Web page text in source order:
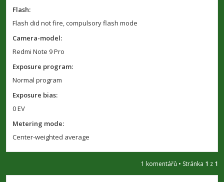
Flash:
Flash did not fire, compulsory flash mode
Camera-model:
Redmi Note 9 Pro
Exposure program:
Normal program
Exposure bias:
0 EV
Metering mode:
Center-weighted average
1 komentářů • Stránka 1 z 1